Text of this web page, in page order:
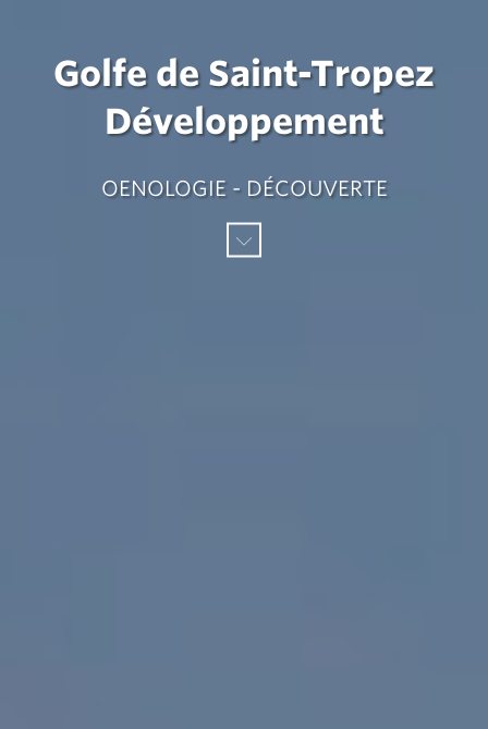
Golfe de Saint-Tropez
Développement
OENOLOGIE - DÉCOUVERTE